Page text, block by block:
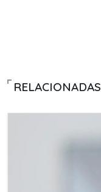
RELACIONADAS